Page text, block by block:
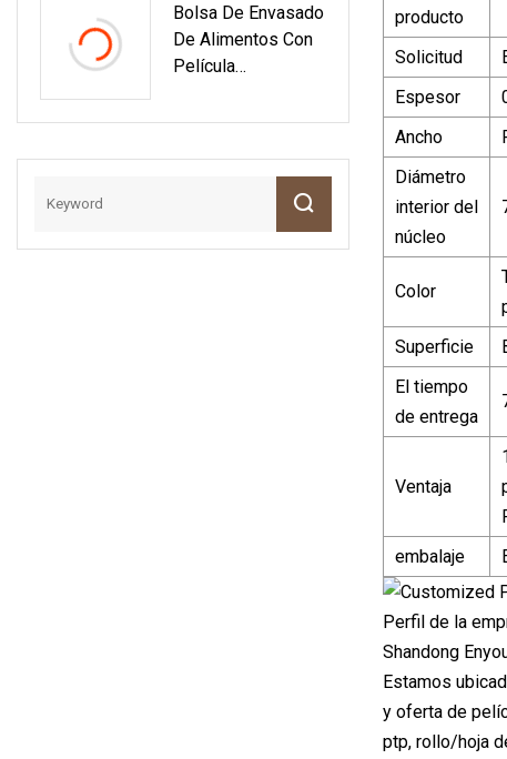
VMPET/PE/BOPP/
CPP Para El
Envase De Plástico
Bolsa De Envasado
De Alimentos Con
Película
Aluminio Para
Vapor Caliente
producto
Solicitud
Espesor
Ancho
Diámetro
interior del
núcleo
Color
Superficie
El tiempo
de entrega
Ventaja
embalaje
Perfil de la
Shandong
Estamos
y oferta de
ptp, rollo/hoja